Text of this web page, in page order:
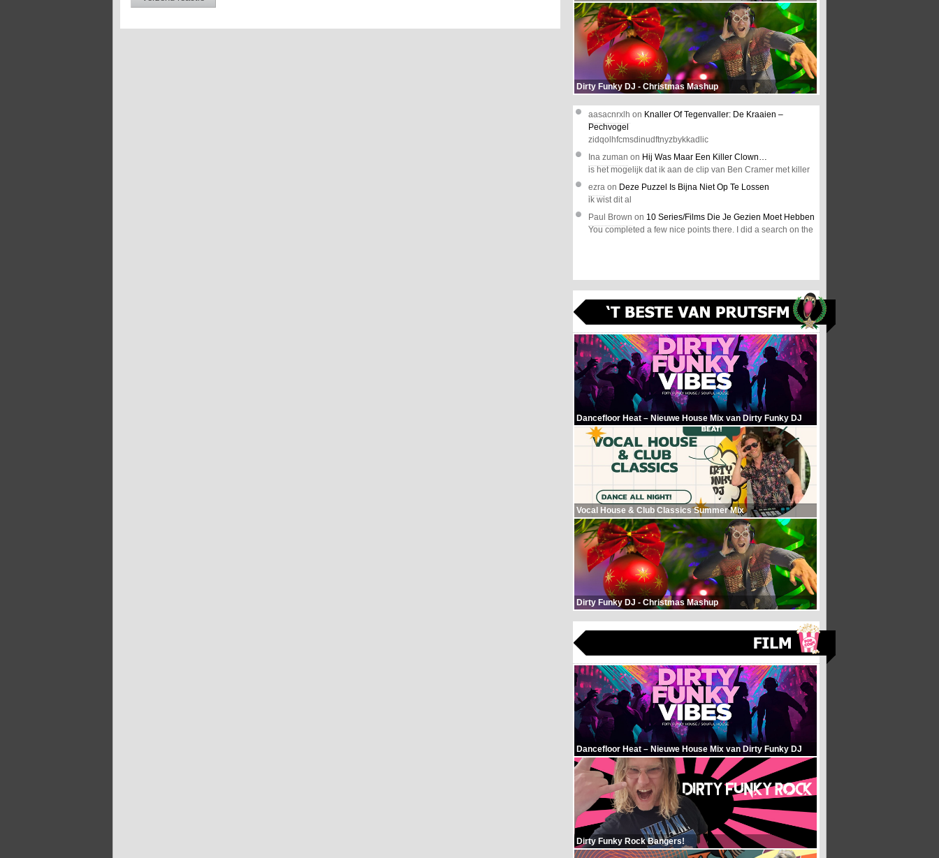
Dirty Funky DJ - Christmas Mashup
aasacnrxlh on Knaller Of Tegenvaller: De Kraaien –
Pechvogel
zidqolhfcmsdinudftnyzbykkadlic
Ina zuman on Hij Was Maar Een Killer Clown…
is het mogelijk dat ik aan de clip van Ben Cramer met killer
ezra on Deze Puzzel Is Bijna Niet Op Te Lossen
ik wist dit al
Paul Brown on 10 Series/Films Die Je Gezien Moet Hebben
You completed a few nice points there. I did a search on the
Dancefloor Heat – Nieuwe House Mix van Dirty Funky DJ
Vocal House & Club Classics Summer Mix
Dirty Funky DJ - Christmas Mashup
Dancefloor Heat – Nieuwe House Mix van Dirty Funky DJ
Dirty Funky Rock Bangers!